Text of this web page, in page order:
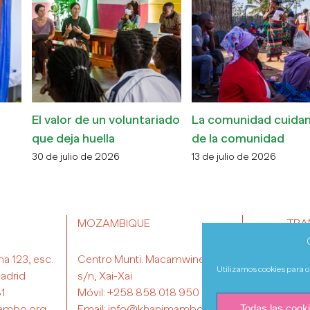
Utilizamos cookies para
VIII Torneo de Golf
Solidario
30 de mayo de 2026
V Concierto
Aperitoche
26 de abril de 2026
123, esc.
MOZAMBIQUE
Centro Munti. Macamwine-Sul
s/n, Xai-Xai
Móvil: +258 858 018 950